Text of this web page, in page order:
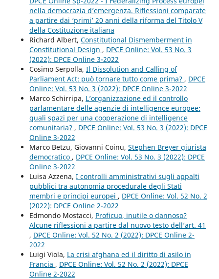
nella democrazia d’emergenza. Riflessioni comparate
a partire dai ‘primi’ 20 anni della riforma del Titolo V
della Costituzione italiana
Richard Albert, Constitutional Dismemberment in
Constitutional Design , DPCE Online: Vol. 53 No. 3
(2022): DPCE Online 3-2022
Cosimo Serpolla, Il Dissolution and Calling of
Parliament Act: può tornare tutto come prima? , DPCE
Online: Vol. 53 No. 3 (2022): DPCE Online 3-2022
Marco Schirripa, L’organizzazione ed il controllo
parlamentare delle agenzie di intelligence europee:
quali spazi per una cooperazione di intelligence
comunitaria? , DPCE Online: Vol. 53 No. 3 (2022): DPCE
Online 3-2022
Marco Betzu, Giovanni Coinu, Stephen Breyer giurista
democratico , DPCE Online: Vol. 53 No. 3 (2022): DPCE
Online 3-2022
Luisa Azzena, I controlli amministrativi sugli appalti
pubblici tra autonomia procedurale degli Stati
membri e principi europei , DPCE Online: Vol. 52 No. 2
(2022): DPCE Online 2-2022
Edmondo Mostacci, Proficuo, inutile o dannoso?
Alcune riflessioni a partire dal nuovo testo dell’art. 41
, DPCE Online: Vol. 52 No. 2 (2022): DPCE Online 2-
2022
Luigi Viola, La crisi afghana ed il diritto di asilo in
Francia , DPCE Online: Vol. 52 No. 2 (2022): DPCE
Online 2-2022